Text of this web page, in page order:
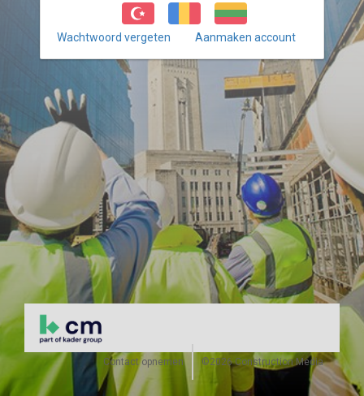
Wachtwoord vergeten Aanmaken account
©2026 Construction Media
Contact opnemen